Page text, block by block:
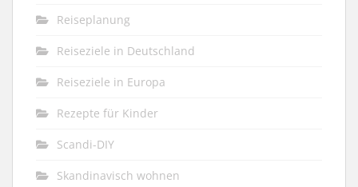
Reiseplanung
Reiseziele in Deutschland
Reiseziele in Europa
Rezepte für Kinder
Scandi-DIY
Skandinavisch wohnen